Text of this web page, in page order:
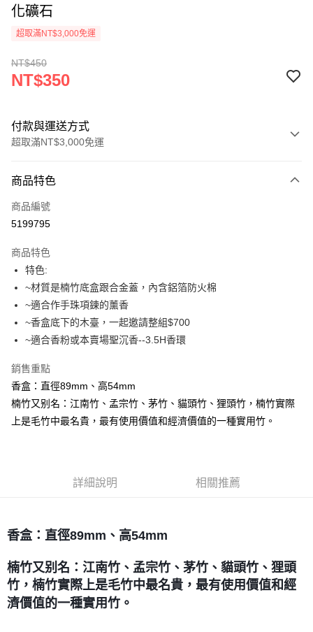
化礦石
超取滿NT$3,000免運
NT$450
NT$350
付款與運送方式
超取滿NT$3,000免運
信用卡一次付款
超商取貨付款
Apple Pay
街口支付
悠遊付
ATM付款
全家取貨付款
每筆NT$80，滿NT$3,000(含以上)免運費
賣家宅配幫您送（台灣）
郵局幫你送（離島）
付款後門市自取
免運費
商品特色
商品編號
5199795
商品特色
特色:
~材質是楠竹底盒跟合金蓋，內含鋁箔防火棉
~適合作手珠項鍊的薰香
~香盒底下的木臺，一起邀請整組$700
~適合香粉或本賣場聖沉香--3.5H香環
銷售重點
香盒：直徑89mm、高54mm
楠竹又别名：江南竹、孟宗竹、茅竹、貓頭竹、狸頭竹，楠竹實際
上是毛竹中最名貴，最有使用價值和經濟價值的一種實用竹。
詳細說明 相關推薦
香盒：直徑89mm、高54mm
楠竹又别名：江南竹、孟宗竹、茅竹、貓頭竹、狸頭
竹，楠竹實際上是毛竹中最名貴，最有使用價值和經
濟價值的一種實用竹。